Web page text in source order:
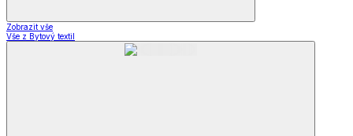
Zobrazit vše
Vše z Bytový textil